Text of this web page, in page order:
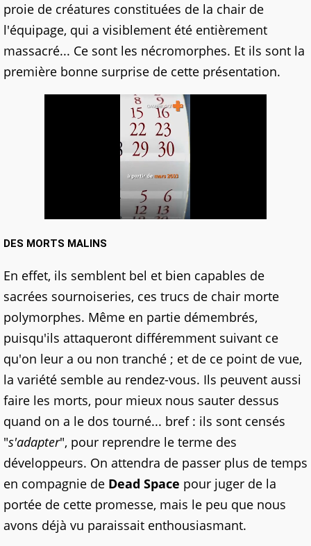
proie de créatures constituées de la chair de
l'équipage, qui a visiblement été entièrement
massacré... Ce sont les nécromorphes. Et ils sont la
première bonne surprise de cette présentation.
DES MORTS MALINS
En effet, ils semblent bel et bien capables de
sacrées sournoiseries, ces trucs de chair morte
polymorphes. Même en partie démembrés,
puisqu'ils attaqueront différemment suivant ce
qu'on leur a ou non tranché ; et de ce point de vue,
la variété semble au rendez-vous. Ils peuvent aussi
faire les morts, pour mieux nous sauter dessus
quand on a le dos tourné... bref : ils sont censés
"s'adapter", pour reprendre le terme des
développeurs. On attendra de passer plus de temps
en compagnie de Dead Space pour juger de la
portée de cette promesse, mais le peu que nous
avons déjà vu paraissait enthousiasmant.